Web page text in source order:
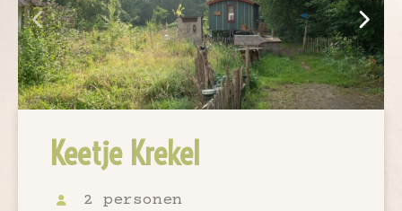
Keetje Krekel
2 personen